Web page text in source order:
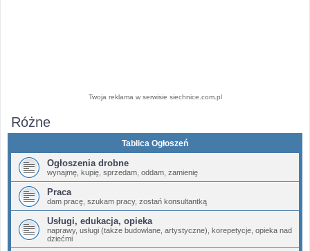
Twoja reklama w serwisie siechnice.com.pl
Różne
Tablica Ogłoszeń
Ogłoszenia drobne
wynajmę, kupię, sprzedam, oddam, zamienię
Praca
dam pracę, szukam pracy, zostań konsultantką
Usługi, edukacja, opieka
naprawy, usługi (także budowlane, artystyczne), korepetycje, opieka nad
dziećmi